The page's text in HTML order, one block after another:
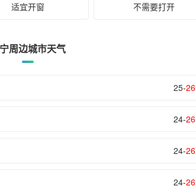
适宜开窗 不需要打开
周边城市天气
25-26
24-26
24-26
24-26